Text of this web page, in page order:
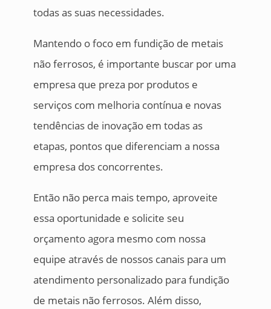
todas as suas necessidades.
Mantendo o foco em fundição de metais
não ferrosos, é importante buscar por uma
empresa que preza por produtos e
serviços com melhoria contínua e novas
tendências de inovação em todas as
etapas, pontos que diferenciam a nossa
empresa dos concorrentes.
Então não perca mais tempo, aproveite
essa oportunidade e solicite seu
orçamento agora mesmo com nossa
equipe através de nossos canais para um
atendimento personalizado para fundição
de metais não ferrosos. Além disso,